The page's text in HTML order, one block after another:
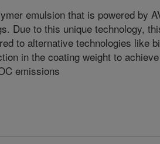
emulsion that is powered by
Due to this unique technology,
to alternative technologies like
in the coating weight to
emissions